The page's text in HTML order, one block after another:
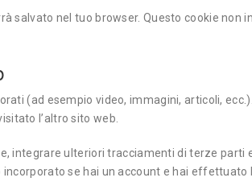
salvato nel tuo browser. Questo cookie non
(ad esempio video, immagini, articoli,
l’altro sito web.
integrare ulteriori tracciamenti di terze
se hai un account e hai effettuato